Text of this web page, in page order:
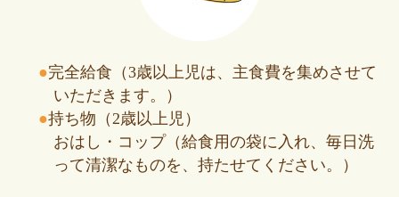
完全給食（3歳以上児は、主食費を集めさせて
いただきます。）
持ち物（2歳以上児）
おはし・コップ（給食用の袋に入れ、毎日洗
って清潔なものを、持たせてください。）